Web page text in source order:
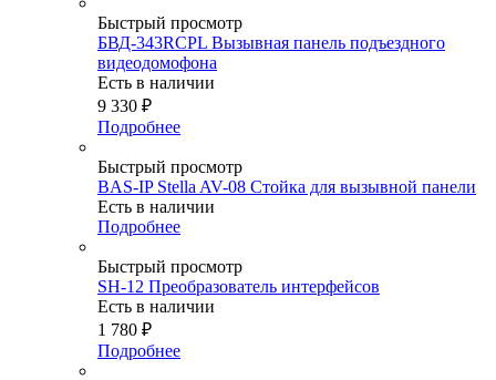
Быстрый просмотр
БВД-343RCPL Вызывная панель подъездного
видеодомофона
Есть в наличии
9 330 ₽
Подробнее
Быстрый просмотр
BAS-IP Stella AV-08 Стойка для вызывной панели
Есть в наличии
Подробнее
Быстрый просмотр
SH-12 Преобразователь интерфейсов
Есть в наличии
1 780 ₽
Подробнее